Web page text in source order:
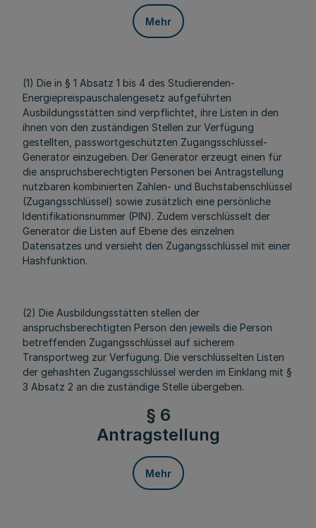
Mehr
(1) Die in § 1 Absatz 1 bis 4 des Studierenden-
Energiepreispauschalengesetz aufgeführten
Ausbildungsstätten sind verpflichtet, ihre Listen in den
ihnen von den zuständigen Stellen zur Verfügung
gestellten, passwortgeschützten Zugangsschlüssel-
Generator einzugeben. Der Generator erzeugt einen für
die anspruchsberechtigten Personen bei Antragstellung
nutzbaren kombinierten Zahlen- und Buchstabenschlüssel
(Zugangsschlüssel) sowie zusätzlich eine persönliche
Identifikationsnummer (PIN). Zudem verschlüsselt der
Generator die Listen auf Ebene des einzelnen
Datensatzes und versieht den Zugangsschlüssel mit einer
Hashfunktion.
(2) Die Ausbildungsstätten stellen der
anspruchsberechtigten Person den jeweils die Person
betreffenden Zugangsschlüssel auf sicherem
Transportweg zur Verfügung. Die verschlüsselten Listen
der gehashten Zugangsschlüssel werden im Einklang mit §
3 Absatz 2 an die zuständige Stelle übergeben.
§ 6
Antragstellung
Mehr